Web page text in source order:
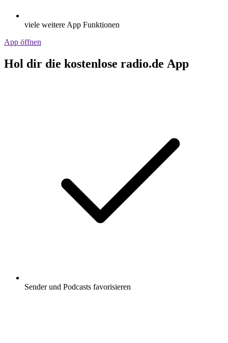
viele weitere App Funktionen
App öffnen
Hol dir die kostenlose radio.de App
Sender und Podcasts favorisieren